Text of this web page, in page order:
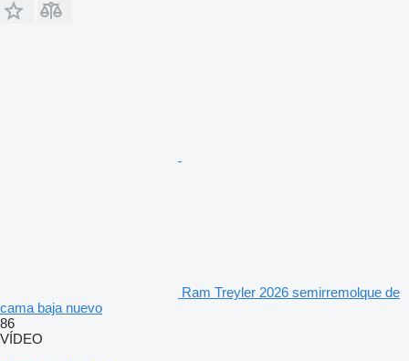
Ram Treyler 2026 semirremolque de
cama baja nuevo
86
VÍDEO